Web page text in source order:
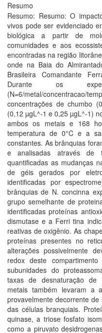
Resumo
Resumo: Resumo: O
vivos pode ser evidenciado
biológica a partir de
comunidades e aos
encontradas na região
onde na Baia do
Brasileira Comandante
Durante os
(N=6/metal/
concentrações de chumbo
(0,12 µgL^-1 e 0,25 µgL^-1)
ambos os metais e 168
temperatura de 0°C e a
constantes. As brânquias
e analisadas através de
quantificadas as mudanças
de géis gerados por
identificadas por
brânquias de N. concinna
grupo semelhante de
identificadas proteínas
dismutase e a Ferri tina
reativas de oxigênio. As
proteínas presentes no
alterações possivelmente
redox deste
subunidades do
taxas de desnaturação de
metais também levaram a
provavelmente decorrente
das células branquiais.
quinase, a triose fosfato
como a piruvato